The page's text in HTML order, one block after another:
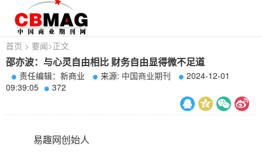
首页 > 要闻>正文
邵亦波：与心灵自由相比 财务自由显得微不足道
责任编辑：新商业 来源: 中国商业期刊
2024-12-01
09:39:05
372
易趣网创始人